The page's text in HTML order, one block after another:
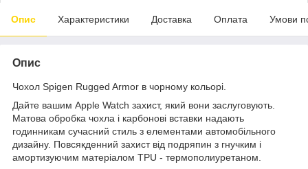
Опис Характеристики Доставка Оплата Умови
Опис
Чохол Spigen Rugged Armor в чорному кольорі.
Дайте вашим Apple Watch захист, який вони заслуговують.
Матова обробка чохла і карбонові вставки надають
годинникам сучасний стиль з елементами автомобільного
дизайну. Повсякденний захист від подряпин з гнучким і
амортизуючим матеріалом TPU - термополиуретаном.